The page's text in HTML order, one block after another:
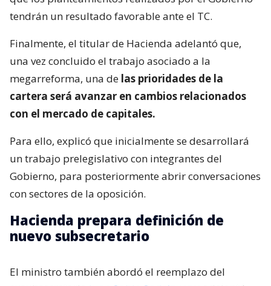
tendrán un resultado favorable ante el TC.
Finalmente, el titular de Hacienda adelantó que,
una vez concluido el trabajo asociado a la
megarreforma, una de las prioridades de la
cartera será avanzar en cambios relacionados
con el mercado de capitales.
Para ello, explicó que inicialmente se desarrollará
un trabajo prelegislativo con integrantes del
Gobierno, para posteriormente abrir conversaciones
con sectores de la oposición.
Hacienda prepara definición de
nuevo subsecretario
El ministro también abordó el reemplazo del